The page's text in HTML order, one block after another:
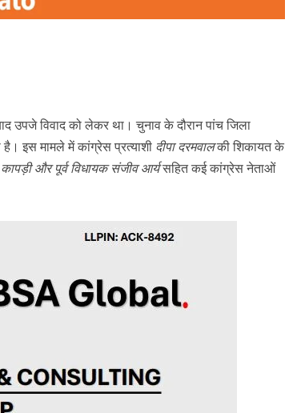
उपजे विवाद को लेकर था। चुनाव के दौरान पांच जिला
है। इस मामले में कांग्रेस प्रत्याशी दीपा दरमवालकी शिकायत के
और पूर्व विधायक संजीव आर्यसहित कई कांग्रेस नेताओं